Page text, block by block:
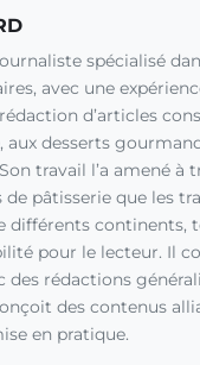
spécialisé
avec une
d’articles
aux desserts
travail l’a amené à
de pâtisserie que les
différents continents,
pour le lecteur. Il
des rédactions
des contenus
en pratique.